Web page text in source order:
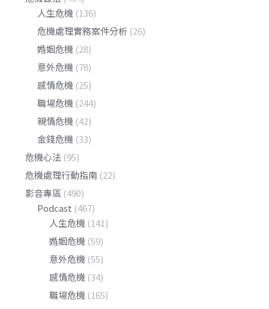
人生危機 (136)
危機處理實務案件分析 (26)
婚姻危機 (28)
意外危機 (78)
感情危機 (25)
職場危機 (244)
親情危機 (42)
金錢危機 (33)
危機心法 (95)
危機處理行動指南 (22)
影音專區 (490)
Podcast (467)
人生危機 (141)
婚姻危機 (59)
意外危機 (55)
感情危機 (34)
職場危機 (165)